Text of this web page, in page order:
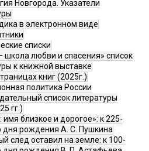
Новгорода. Указатели
в электронном виде
списки
школа любви и спасения» список
к книжной выставке
книг (2025г.)
политика России
список литературы
гг.)
имя близкое и дорогое»: к 225-
дня рождения А. С. Пушкина
след оставил на земле: к 100-